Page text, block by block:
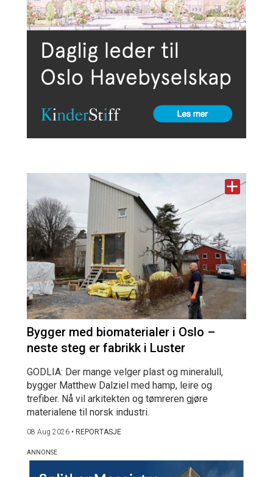
Bygger med biomaterialer i Oslo –
neste steg er fabrikk i Luster
GODLIA: Der mange velger plast og mineralull,
bygger Matthew Dalziel med hamp, leire og
trefiber. Nå vil arkitekten og tømreren gjøre
materialene til norsk industri.
08 Aug 2026 • REPORTASJE